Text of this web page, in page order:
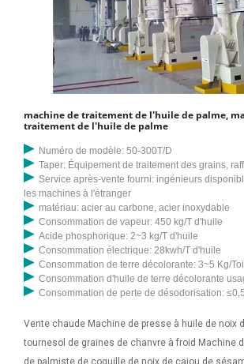
machine de traitement de l'huile de palme,
traitement de l'huile de palme
Numéro de modèle: 50-300T/D
Taper: Équipement de traitement des grains,
Service après-vente fourni: ingénieurs
les machines à l'étranger
matériau: acier au carbone, acier inoxydable
Consommation de vapeur: 450 kg/T d'huile
Acide phosphorique: 2~3 kg/T d'huile
Consommation électrique: 28kwh/T d'huile
Consommation de terre décolorante: 3~5 Kg/Toil
Consommation d'huile de terre décolorante
Consommation de perte de désodorisation:
Vente chaude Machine de presse à huile de noix
tournesol de graines de chanvre à froid Machine